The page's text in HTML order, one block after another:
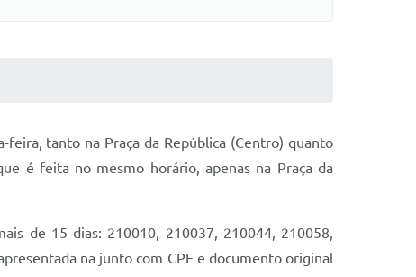
feira, tanto na Praça da República (Centro) quanto
é feita no mesmo horário, apenas na Praça da
de 15 dias: 210010, 210037, 210044, 210058,
na junto com CPF e documento original